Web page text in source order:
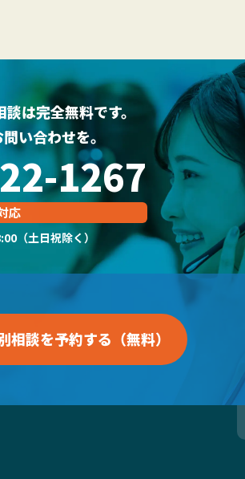
は完全無料です。
い合わせを。
1267
応
（土日祝除く）
相談を予約する（無料）